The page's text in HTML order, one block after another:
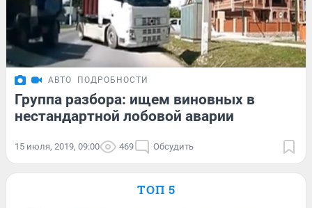
АВТО ПОДРОБНОСТИ
Группа разбора: ищем виновных в
нестандартной лобовой аварии
15 июля, 2019, 09:00 469 Обсудить
ТОП 5